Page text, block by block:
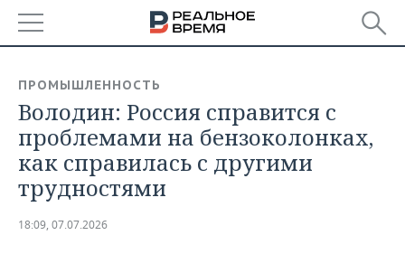
БАШКОРТОСТАН
ТАТАРСТАН
УДМУРТИЯ
НОВОСТИ
АНАЛИТИКА
НОВОСТИ АНАЛИТИКИ
ДЕКЛАРАЦИИ О ДОХОДАХ
ЭКОНОМИКА
НОВОСТИ ЭКОНОМИКИ
ПРОМЫШЛЕННОСТЬ
ПРОМЫШЛЕННОСТЬ
Володин: Россия справится с
проблемами на бензоколонках,
как справилась с другими
трудностями
18:09, 07.07.2026